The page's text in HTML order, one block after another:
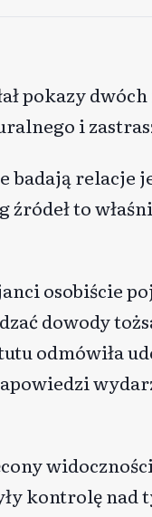
pokazy
i
badają relacje
źródeł to
osobiście
dowody
odmówiła
kontrolę nad